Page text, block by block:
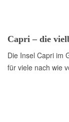
Capri – die
Die Insel Capri im
für viele nach wie